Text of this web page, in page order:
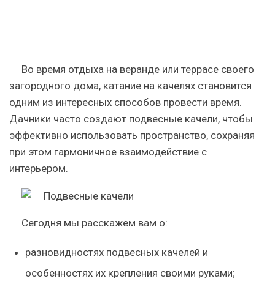
Во время отдыха на веранде или террасе своего
загородного дома, катание на качелях становится
одним из интересных способов провести время.
Дачники часто создают подвесные качели, чтобы
эффективно использовать пространство, сохраняя
при этом гармоничное взаимодействие с
интерьером.
Сегодня мы расскажем вам о:
разновидностях подвесных качелей и
особенностях их крепления своими руками;